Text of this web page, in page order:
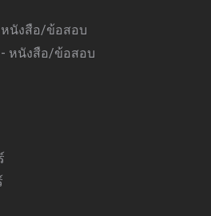
หนังสือ/ข้อสอบ
หนังสือ/ข้อสอบ